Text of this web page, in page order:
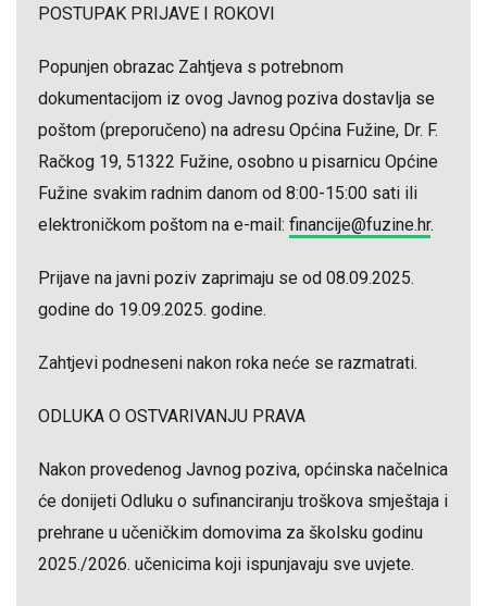
POSTUPAK PRIJAVE I ROKOVI
Popunjen obrazac Zahtjeva s potrebnom
dokumentacijom iz ovog Javnog poziva dostavlja se
poštom (preporučeno) na adresu Općina Fužine, Dr. F.
Račkog 19, 51322 Fužine, osobno u pisarnicu Općine
Fužine svakim radnim danom od 8:00-15:00 sati ili
elektroničkom poštom na e-mail: financije@fuzine.hr.
Prijave na javni poziv zaprimaju se od 08.09.2025.
godine do 19.09.2025. godine.
Zahtjevi podneseni nakon roka neće se razmatrati.
ODLUKA O OSTVARIVANJU PRAVA
Nakon provedenog Javnog poziva, općinska načelnica
će donijeti Odluku o sufinanciranju troškova smještaja i
prehrane u učeničkim domovima za školsku godinu
2025./2026. učenicima koji ispunjavaju sve uvjete.